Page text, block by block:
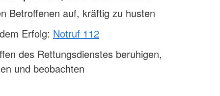
Betroffenen auf, kräftig zu husten
Erfolg: Notruf 112
des Rettungsdienstes beruhigen,
und beobachten